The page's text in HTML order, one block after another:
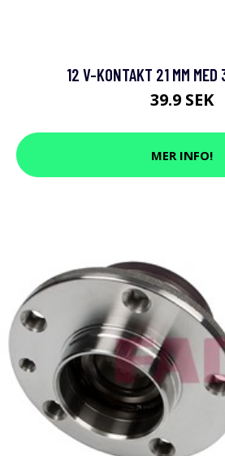
12 V-KONTAKT 21 MM MED
39.9 SEK
MER INFO!